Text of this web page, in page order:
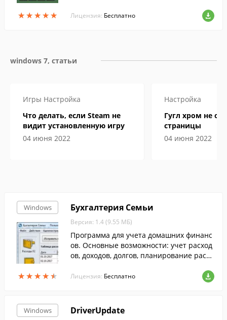
★★★★★
★★★★★
ьзуемые операции с базами данных.
Лицензия: Бесплатно
windows 7, статьи
Игры Настройка
Что делать, если Steam не
видит установленную игру
04 июня 2022
Настройка
Гугл хром не
страницы
04 июня 2022
Windows
★★★★★
★★★★★
Бухгалтерия Семьи
Версия: 1.4 (9.55 МБ)
Программа для учета домашних финанс
ов. Основные возможности: учет расход
ов, доходов, долгов, планирование расхо
Лицензия: Бесплатно
Windows DriverUpdate